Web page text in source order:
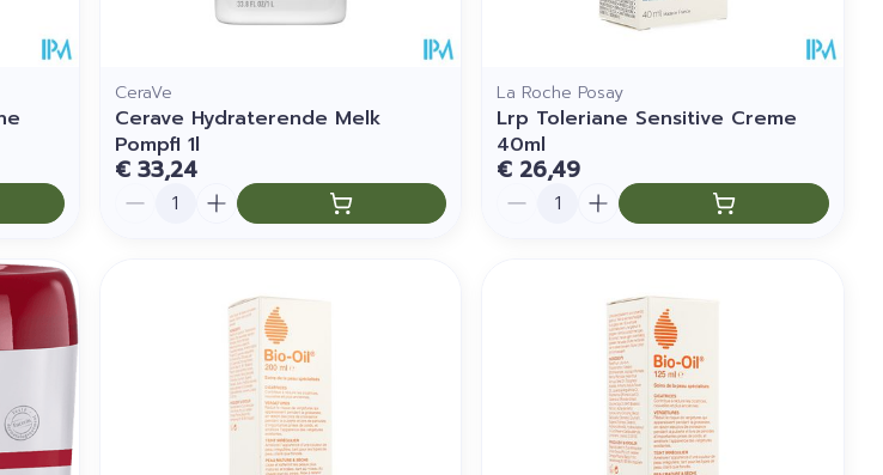
CeraVe
Cerave Hydraterende Melk
Pompfl 1l
€ 33,24
Aantal
La Roche Posay
Lrp Toleriane Sensitive Creme
40ml
€ 26,49
Aantal